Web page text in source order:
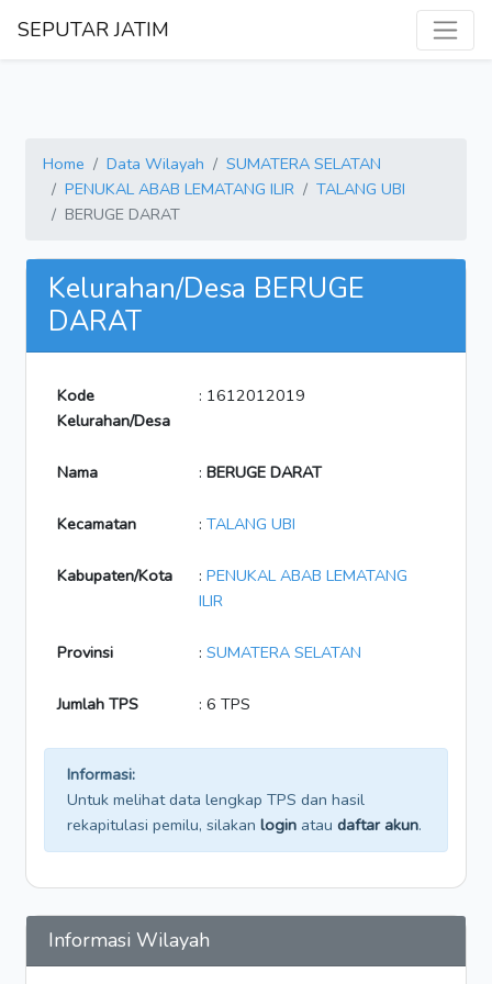
SEPUTAR JATIM
Home Data Wilayah
SUMATERA SELATAN
PENUKAL ABAB LEMATANG ILIR
TALANG UBI
BERUGE DARAT
Kelurahan/Desa BERUGE
DARAT
Kode
Kelurahan/Desa
: 1612012019
Nama : BERUGE DARAT
Kecamatan : TALANG UBI
Kabupaten/Kota : PENUKAL ABAB LEMATANG
ILIR
Provinsi : SUMATERA SELATAN
Jumlah TPS : 6 TPS
Informasi:
Untuk melihat data lengkap TPS dan hasil
rekapitulasi pemilu, silakan login atau daftar akun.
Informasi Wilayah